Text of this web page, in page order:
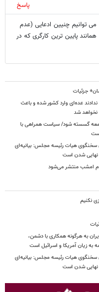
پاسخ
توانیم چنیین ادعایی (عدم
پایین ترین کارگری که در
جزئیات
عده‌ای وارد کشور شده و باعث
شد
گسسته شود/ سیاست همراهی با
سخنگوی هیات رئیسه مجلس: بیانیه‌ای
نهایی شدن است
امشب منتشر می‌شود
نکنیم
به هرگونه همکاری با دشمن،
زیان آمریکا و اسرائیل است
سخنگوی هیات رئیسه مجلس: بیانیه‌ای
نهایی شدن است